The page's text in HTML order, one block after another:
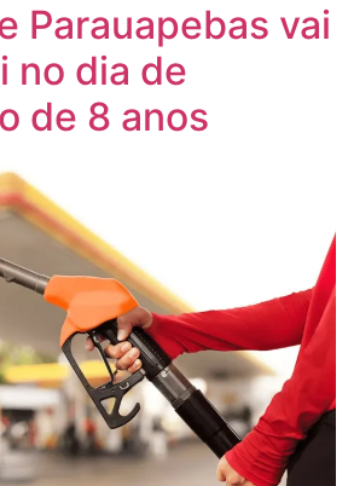
Parauapebas vai
no dia de
de 8 anos